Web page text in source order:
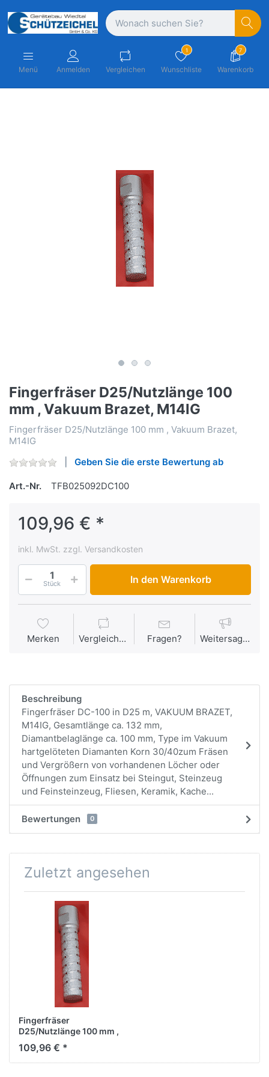
Menü Anmelden Vergleichen
1
Wunschliste
7
Warenkorb
Fingerfräser D25/Nutzlänge 100
mm , Vakuum Brazet, M14IG
Fingerfräser D25/Nutzlänge 100 mm , Vakuum Brazet,
M14IG
Geben Sie die erste Bewertung ab
Art.-Nr. TFB025092DC100
109,96 € *
inkl. MwSt. zzgl. Versandkosten
Stück In den Warenkorb
Merken Vergleichen Fragen? Weitersagen
Beschreibung
Fingerfräser DC-100 in D25 m, VAKUUM BRAZET,
M14IG, Gesamtlänge ca. 132 mm,
Diamantbelaglänge ca. 100 mm, Type im Vakuum
hartgelöteten Diamanten Korn 30/40zum Fräsen
und Vergrößern von vorhandenen Löcher oder
Öffnungen zum Einsatz bei Steingut, Steinzeug
und Feinsteinzeug, Fliesen, Keramik, Kache...
Bewertungen 0
Zuletzt angesehen
Fingerfräser
D25/Nutzlänge 100 mm ,
Vakuum Brazet, M14IG
109,96 € *